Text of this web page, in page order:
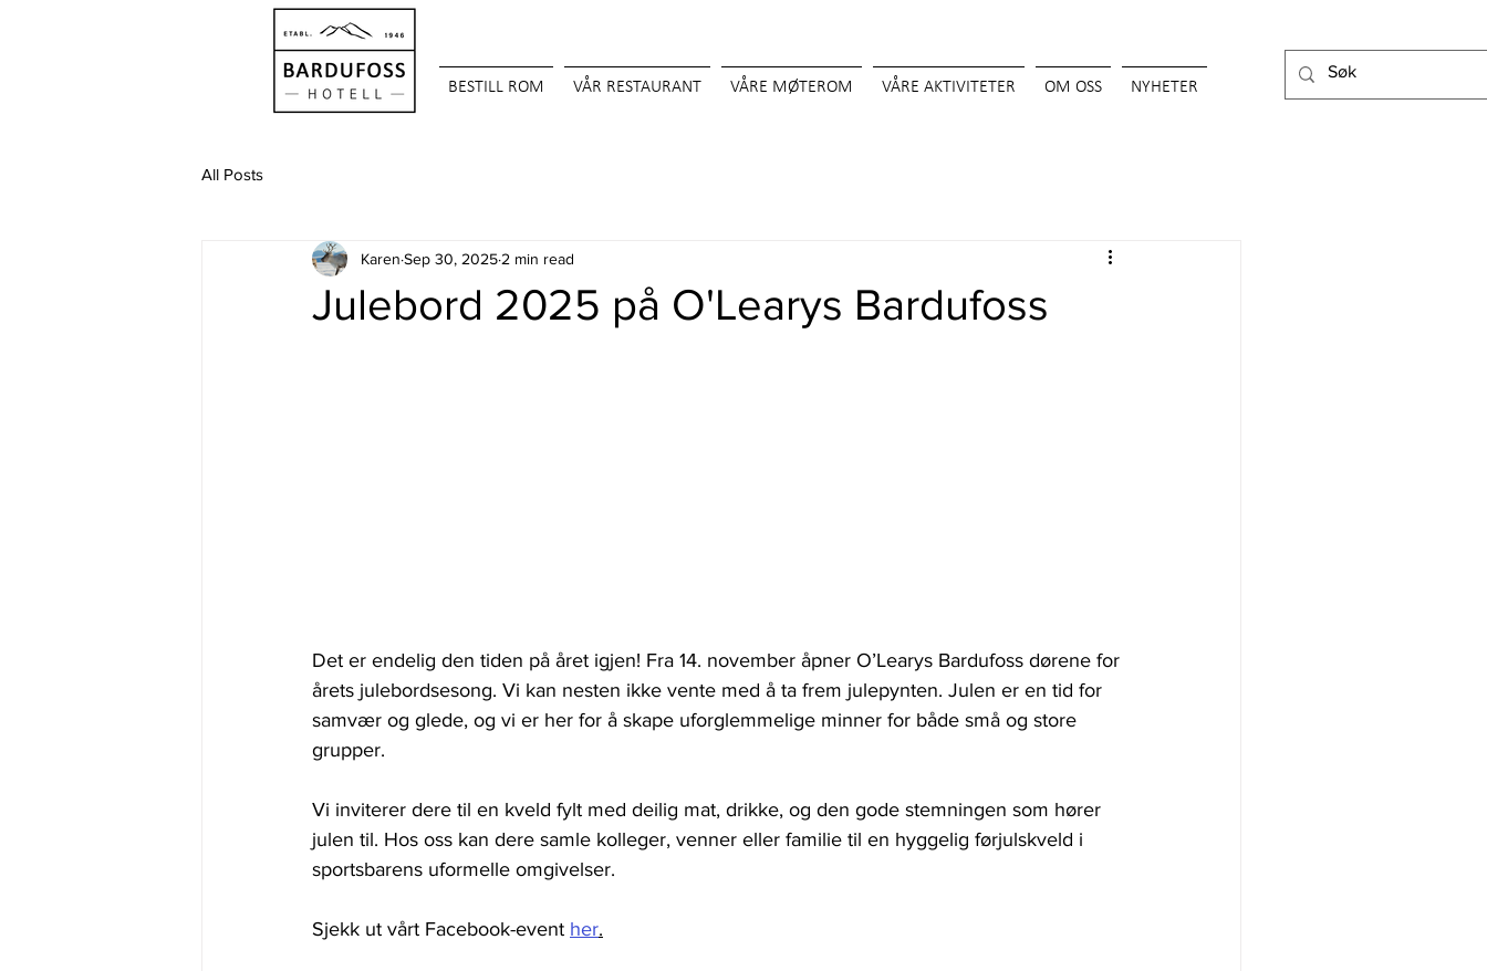
BESTILL ROM VÅR RESTAURANT VÅRE MØTEROM VÅRE AKTIVITETER OM OSS NYHETER
All Posts
Julebord 2025 på O'Learys Bardufoss
Karen Sep 30, 2025 2 min read
Det er endelig den tiden på året igjen! Fra 14. november åpner O’Learys Bardufoss dørene for
årets julebordsesong. Vi kan nesten ikke vente med å ta frem julepynten. Julen er en tid for
samvær og glede, og vi er her for å skape uforglemmelige minner for både små og store
grupper.
Vi inviterer dere til en kveld fylt med deilig mat, drikke, og den gode stemningen som hører
julen til. Hos oss kan dere samle kolleger, venner eller familie til en hyggelig førjulskveld i
sportsbarens uformelle omgivelser.
Sjekk ut vårt Facebook-event her.